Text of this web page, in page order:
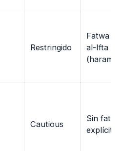
Restringido
Fatwa
al-Ifta
(haram)
Cautious
Sin fatwa
explícita